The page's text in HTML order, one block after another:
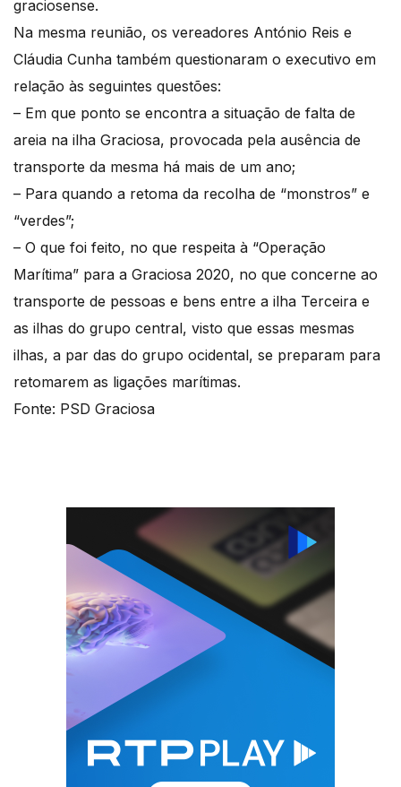
graciosense.
Na mesma reunião, os vereadores António Reis e
Cláudia Cunha também questionaram o executivo em
relação às seguintes questões:
– Em que ponto se encontra a situação de falta de
areia na ilha Graciosa, provocada pela ausência de
transporte da mesma há mais de um ano;
– Para quando a retoma da recolha de “monstros” e
“verdes”;
– O que foi feito, no que respeita à “Operação
Marítima” para a Graciosa 2020, no que concerne ao
transporte de pessoas e bens entre a ilha Terceira e
as ilhas do grupo central, visto que essas mesmas
ilhas, a par das do grupo ocidental, se preparam para
retomarem as ligações marítimas.
Fonte: PSD Graciosa